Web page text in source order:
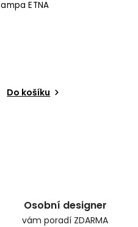
ETNA
Do košíku
Osobní designer
vám poradí ZDARMA